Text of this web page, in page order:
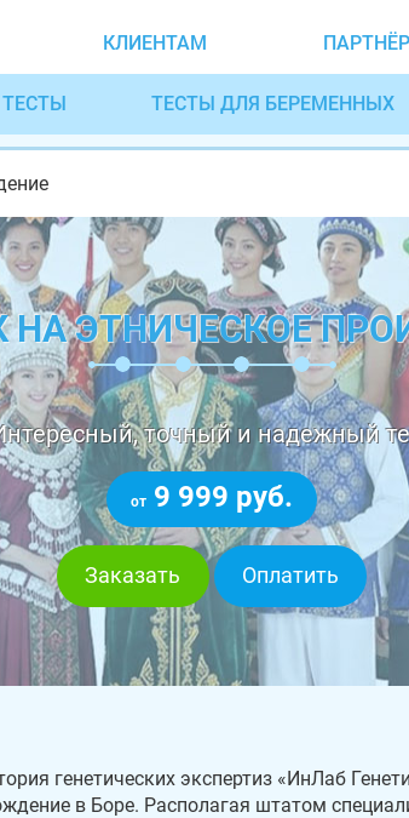
КЛИЕНТАМ
ТЕСТЫ ДЛЯ БЕРЕМЕННЫХ
НА ЭТНИЧЕСКОЕ
точный и надежный
от 9 999 руб.
Заказать Оплатить
генетических экспертиз «ИнЛаб
в Боре. Располагая штатом